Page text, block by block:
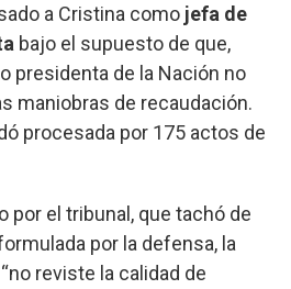
a Cristina como jefa de
bajo el supuesto de que,
presidenta de la Nación no
maniobras de recaudación.
procesada por 175 actos de
por el tribunal, que tachó de
por la defensa, la
reviste la calidad de